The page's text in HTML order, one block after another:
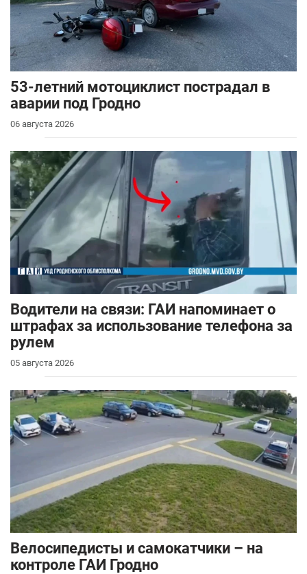
53-летний мотоциклист пострадал в
аварии под Гродно
06 августа 2026
Водители на связи: ГАИ напоминает о
штрафах за использование телефона за
рулем
05 августа 2026
Велосипедисты и самокатчики – на
контроле ГАИ Гродно